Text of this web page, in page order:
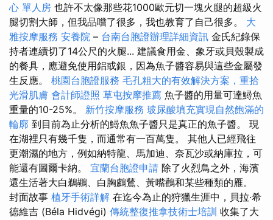
心 單人房 也許不太像那些花1000歐元切一塊火腿的超級火
腿切割大師，但我品嚐了很多，我也教育了自己很多。 大
雅按摩服務 安養院 – 台南台胞證辦理詳細資訊 金氏紀錄保
持者連續切了14公尺的火腿... 建議食用金、象牙或貝殼製成
的餐具，應避免使用鋁或銀，因為魚子醬容易與這些金屬發
生反應。 桃園台胞證服務 毛孔粗大的有效解決方案，重拾
光滑肌膚 會計師證照 草屯按摩推薦 魚子醬的用量可達鱘魚
重量的10-25%。 新竹按摩服務 玻尿酸填充實現自然飽滿的
輪廓 到目前為止分析的鱘魚魚子醬只是真正的魚子醬。 現
在湖裡只有幾千隻，而通常有一百萬隻。 其他人已經飛往
更潮濕的地方，例如納特龍、馬加迪、奈瓦沙或納庫拉，可
能還有圖爾卡納。 宜蘭台胞證申請 除了火烈鳥之外，海濱
還生活著大白鵜鶘、白胸鸕鶿、黃嘴鸛和某些種類的雁。
封面故事 植牙手術詳解 在迄今為止的狩獵生涯中，貝拉·希
德維吉 (Béla Hidvégi) 傳統整復推拿技術士培訓 收集了大